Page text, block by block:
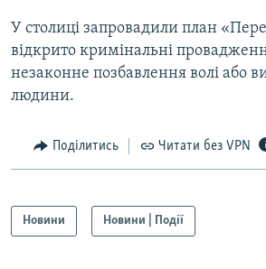
У столиці запровадили план
відкрито кримінальні
незаконне позбавлення волі або
людини.
Поділитись Читати без VPN
Новини Новини | Події